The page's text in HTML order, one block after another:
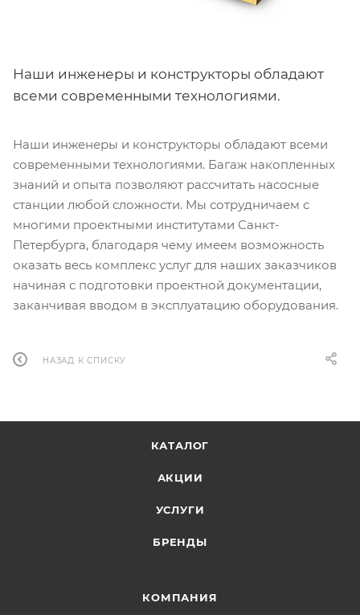
Наши инженеры и конструкторы обладают
всеми современными технологиями.
Наши инженеры и конструкторы обладают всеми
современными технологиями. Багаж накопленных
знаний и опыта позволяют рассчитать насосные
станции любой сложности. Мы сотрудничаем с
многими проектными институтами Санкт-
Петербурга, благодаря чему имеем возможность
оказать весь комплекс услуг для наших заказчиков
начиная с подготовки проектной документации,
заканчивая вводом в эксплуатацию оборудования.
НАЗАД К СПИСКУ
КАТАЛОГ
АКЦИИ
УСЛУГИ
БРЕНДЫ
КОМПАНИЯ